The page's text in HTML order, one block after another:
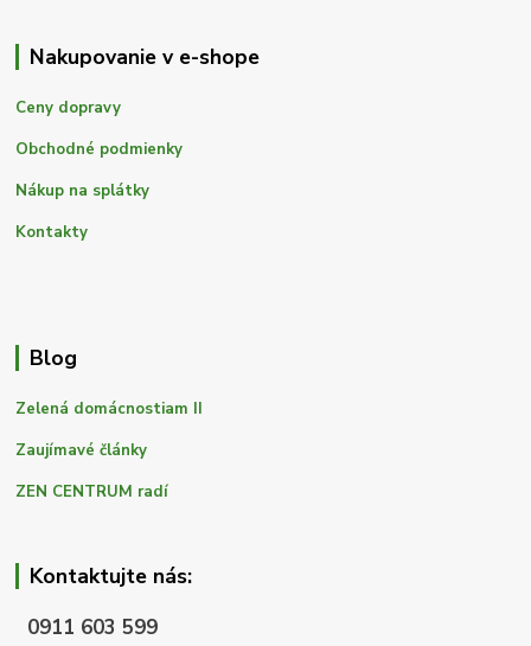
Nakupovanie v e-shope
Ceny dopravy
Obchodné podmienky
Nákup na splátky
Kontakty
Blog
Zelená domácnostiam II
Zaujímavé články
ZEN CENTRUM radí
Kontaktujte nás:
0911 603 599